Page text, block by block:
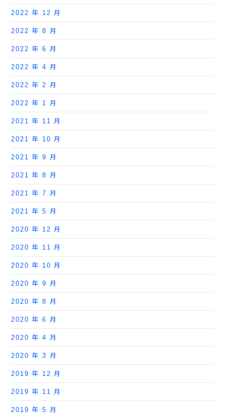
2022 年 12 月
2022 年 8 月
2022 年 6 月
2022 年 4 月
2022 年 2 月
2022 年 1 月
2021 年 11 月
2021 年 10 月
2021 年 9 月
2021 年 8 月
2021 年 7 月
2021 年 5 月
2020 年 12 月
2020 年 11 月
2020 年 10 月
2020 年 9 月
2020 年 8 月
2020 年 6 月
2020 年 4 月
2020 年 3 月
2019 年 12 月
2019 年 11 月
2019 年 5 月